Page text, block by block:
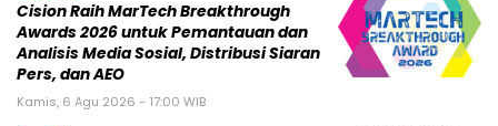
Cision Raih MarTech Breakthrough
Awards 2026 untuk Pemantauan dan
Analisis Media Sosial, Distribusi Siaran
Pers, dan AEO
Kamis, 6 Agu 2026 - 17:00 WIB